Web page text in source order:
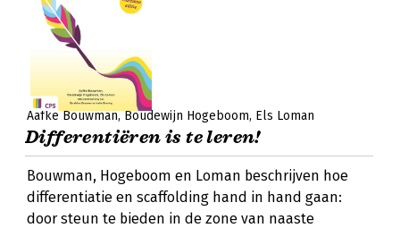
Aafke Bouwman Boudewijn Hogeboom Els Loman
Differentiëren is te leren!
Bouwman, Hogeboom en Loman beschrijven hoe
differentiatie en scaffolding hand in hand gaan:
door steun te bieden in de zone van naaste